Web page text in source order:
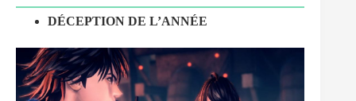
DÉCEPTION DE L’ANNÉE